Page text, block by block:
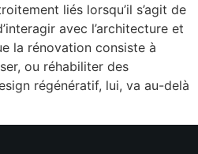
liés lorsqu’il s’agit de
avec l’architecture et
la rénovation consiste à
ou réhabiliter des
régénératif, lui, va au-delà